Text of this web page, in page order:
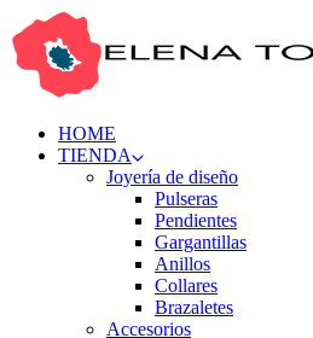
HOME
TIENDA
Joyería de diseño
Pulseras
Pendientes
Gargantillas
Anillos
Collares
Brazaletes
Accesorios